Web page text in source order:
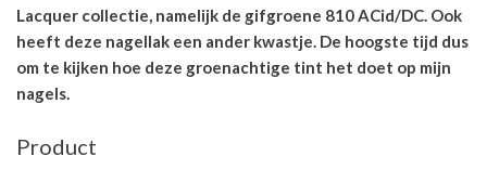
Lacquer collectie, namelijk de gifgroene 810 ACid/DC. Ook
heeft deze nagellak een ander kwastje. De hoogste tijd dus
om te kijken hoe deze groenachtige tint het doet op mijn
nagels.
Product